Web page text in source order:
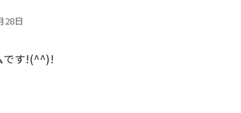
28日
です!(^^)!